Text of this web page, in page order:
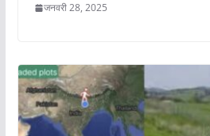
जनवरी 28, 2025